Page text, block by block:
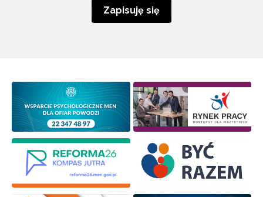
Zapisuję się